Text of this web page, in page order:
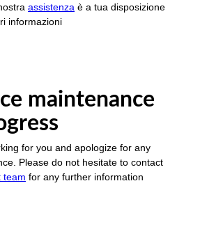
assistenza è a tua disposizione
informazioni
maintenance
for you and apologize for any
Please do not hesitate to contact
team for any further information